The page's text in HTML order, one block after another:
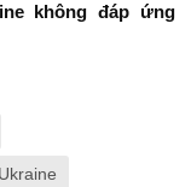
không đáp ứng